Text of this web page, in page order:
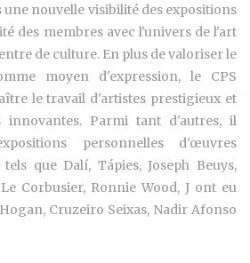
une nouvelle visibilité des expositions
des membres avec l'univers de l'art
de culture. En plus de valoriser le
moyen d'expression, le CPS
le travail d'artistes prestigieux et
innovantes. Parmi tant d'autres, il
personnelles d'œuvres
que Dalí, Tápies, Joseph Beuys,
Corbusier, Ronnie Wood, J ont eu
Cruzeiro Seixas, Nadir Afonso